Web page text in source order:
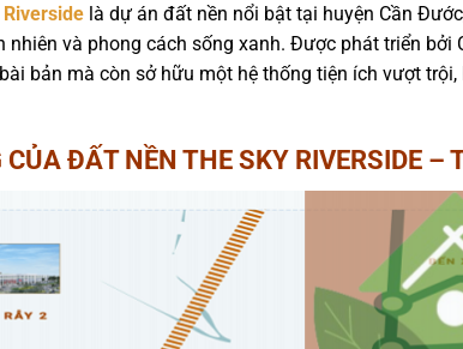
là dự án đất nền nổi bật tại huyện Cần
nhiên và phong cách sống xanh. Được phát triển
bản mà còn sở hữu một hệ thống tiện ích vượt
CỦA ĐẤT NỀN THE SKY RIVERSIDE –